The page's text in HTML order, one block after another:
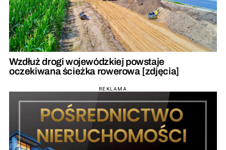
Wzdłuż drogi wojewódzkiej powstaje
oczekiwana ścieżka rowerowa [zdjęcia]
REKLAMA